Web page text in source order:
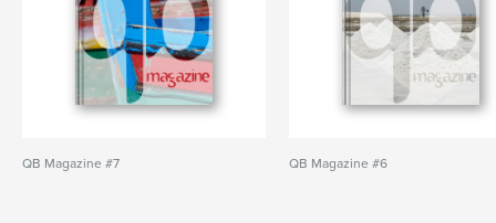
QB Magazine #7 QB Magazine #6